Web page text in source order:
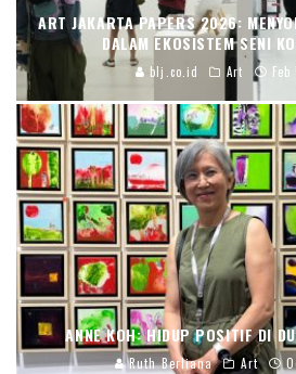
ART JAKARTA PAPERS 2026:
DALAM EKOSISTEM SENI
blj.co.id Art
ANNE KOH: HIDUP POSITIF DI
Ruth Berliana Art